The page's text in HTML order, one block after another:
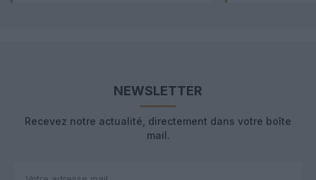
NEWSLETTER
Recevez notre actualité, directement dans votre boîte
mail.